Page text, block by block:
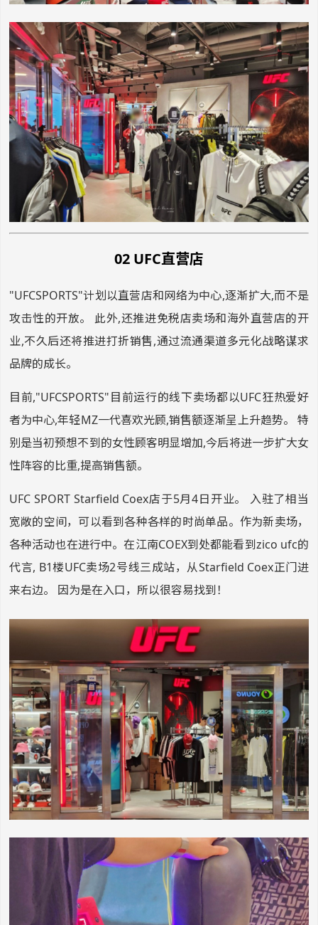
02 UFC直营店
"UFCSPORTS"计划以直营店和网络为中心,逐渐扩大,而不是
攻击性的开放。 此外,还推进免税店卖场和海外直营店的开
业,不久后还将推进打折销售,通过流通渠道多元化战略谋求
品牌的成长。
目前,"UFCSPORTS"目前运行的线下卖场都以UFC狂热爱好
者为中心,年轻MZ一代喜欢光顾,销售额逐渐呈上升趋势。 特
别是当初预想不到的女性顾客明显增加,今后将进一步扩大女
性阵容的比重,提高销售额。
UFC SPORT Starfield Coex店于5月4日开业。 入驻了相当
宽敞的空间，可以看到各种各样的时尚单品。作为新卖场，
各种活动也在进行中。在江南COEX到处都能看到zico ufc的
代言, B1楼UFC卖场2号线三成站，从Starfield Coex正门进
来右边。 因为是在入口，所以很容易找到！